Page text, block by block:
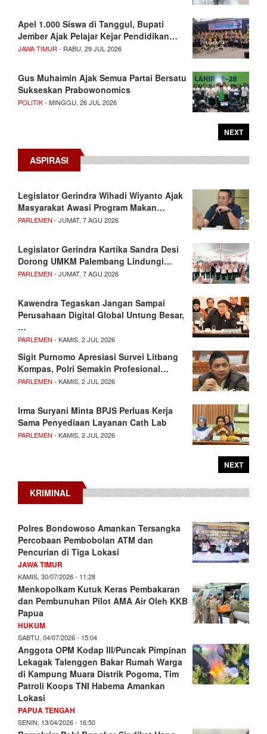
Apel 1.000 Siswa di Tanggul, Bupati
Jember Ajak Pelajar Kejar Pendidikan…
JAWA TIMUR - RABU, 29 JUL 2026
Gus Muhaimin Ajak Semua Partai Bersatu
Sukseskan Prabowonomics
POLITIK- MINGGU, 26 JUL 2026
NEXT
ASPIRASI
Legislator Gerindra Wihadi Wiyanto Ajak
Masyarakat Awasi Program Makan…
PARLEMEN - JUMAT, 7 AGU 2026
Legislator Gerindra Kartika Sandra Desi
Dorong UMKM Palembang Lindungi…
PARLEMEN - JUMAT, 7 AGU 2026
Kawendra Tegaskan Jangan Sampai
Perusahaan Digital Global Untung Besar,
…
PARLEMEN - KAMIS, 2 JUL 2026
Sigit Purnomo Apresiasi Survei Litbang
Kompas, Polri Semakin Profesional…
PARLEMEN - KAMIS, 2 JUL 2026
Irma Suryani Minta BPJS Perluas Kerja
Sama Penyediaan Layanan Cath Lab
PARLEMEN - KAMIS, 2 JUL 2026
NEXT
KRIMINAL
Polres Bondowoso Amankan Tersangka
Percobaan Pembobolan ATM dan
Pencurian di Tiga Lokasi
JAWA TIMUR
KAMIS, 30/07/2026 - 11:28
Menkopolkam Kutuk Keras Pembakaran
dan Pembunuhan Pilot AMA Air Oleh KKB
Papua
HUKUM
SABTU, 04/07/2026 - 15:04
Anggota OPM Kodap III/Puncak Pimpinan
Lekagak Talenggen Bakar Rumah Warga
di Kampung Muara Distrik Pogoma, Tim
Patroli Koops TNI Habema Amankan
Lokasi
PAPUA TENGAH
SENIN, 13/04/2026 - 16:50